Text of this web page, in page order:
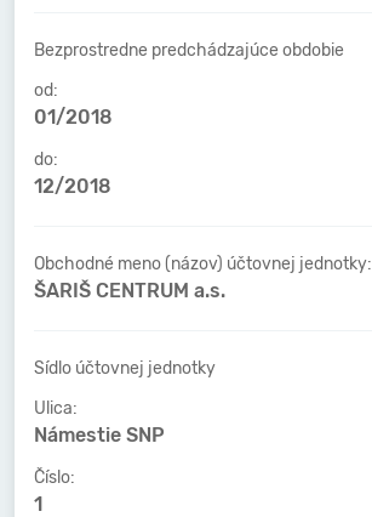
Bezprostredne predchádzajúce obdobie
od:
01/2018
do:
12/2018
Obchodné meno (názov) účtovnej jednotky:
ŠARIŠ CENTRUM a.s.
Sídlo účtovnej jednotky
Ulica:
Námestie SNP
Číslo:
1